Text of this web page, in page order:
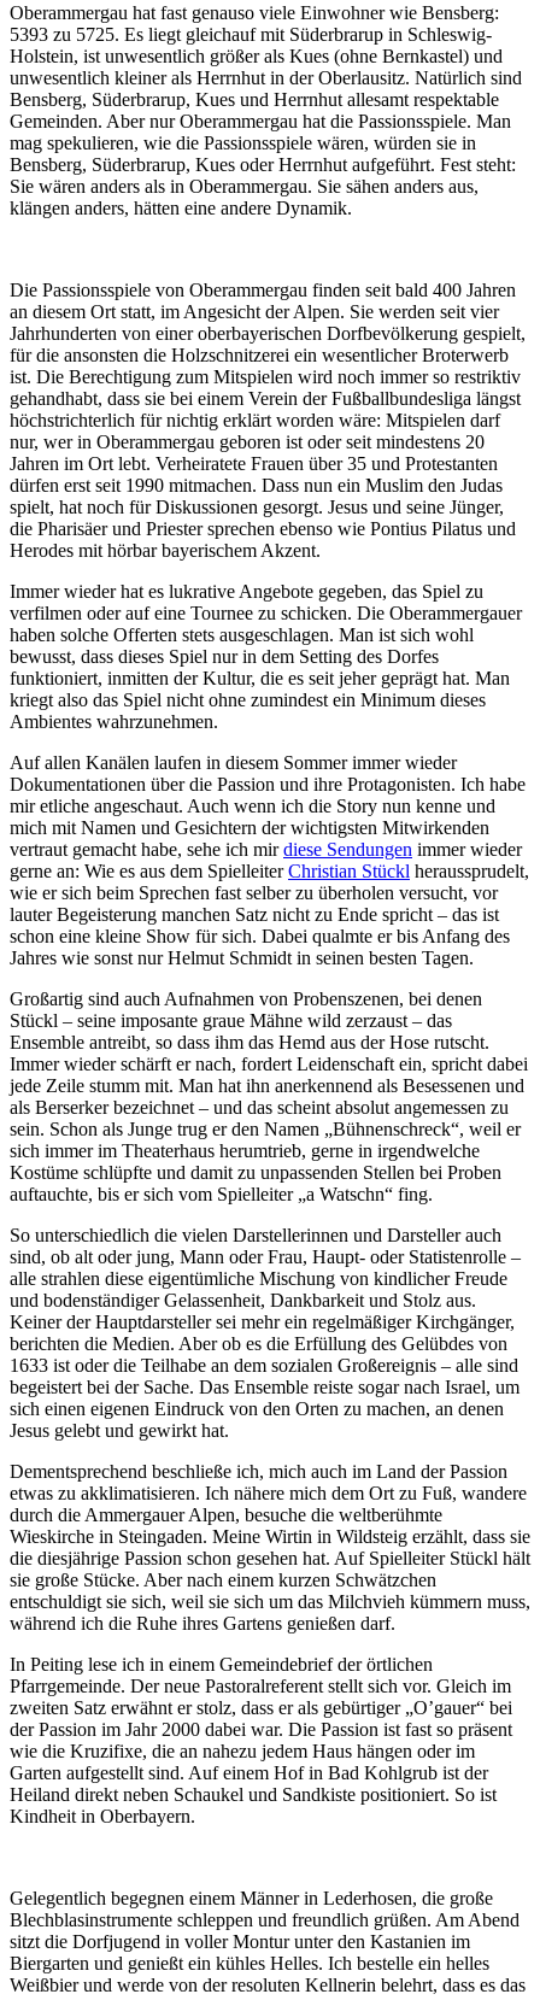
Oberammergau hat fast genauso viele Einwohner wie Bensberg:
5393 zu 5725. Es liegt gleichauf mit Süderbrarup in Schleswig-
Holstein, ist unwesentlich größer als Kues (ohne Bernkastel) und
unwesentlich kleiner als Herrnhut in der Oberlausitz. Natürlich sind
Bensberg, Süderbrarup, Kues und Herrnhut allesamt respektable
Gemeinden. Aber nur Oberammergau hat die Passionsspiele. Man
mag spekulieren, wie die Passionsspiele wären, würden sie in
Bensberg, Süderbrarup, Kues oder Herrnhut aufgeführt. Fest steht:
Sie wären anders als in Oberammergau. Sie sähen anders aus,
klängen anders, hätten eine andere Dynamik.
Die Passionsspiele von Oberammergau finden seit bald 400 Jahren
an diesem Ort statt, im Angesicht der Alpen. Sie werden seit vier
Jahrhunderten von einer oberbayerischen Dorfbevölkerung gespielt,
für die ansonsten die Holzschnitzerei ein wesentlicher Broterwerb
ist. Die Berechtigung zum Mitspielen wird noch immer so restriktiv
gehandhabt, dass sie bei einem Verein der Fußballbundesliga längst
höchstrichterlich für nichtig erklärt worden wäre: Mitspielen darf
nur, wer in Oberammergau geboren ist oder seit mindestens 20
Jahren im Ort lebt. Verheiratete Frauen über 35 und Protestanten
dürfen erst seit 1990 mitmachen. Dass nun ein Muslim den Judas
spielt, hat noch für Diskussionen gesorgt. Jesus und seine Jünger,
die Pharisäer und Priester sprechen ebenso wie Pontius Pilatus und
Herodes mit hörbar bayerischem Akzent.
Immer wieder hat es lukrative Angebote gegeben, das Spiel zu
verfilmen oder auf eine Tournee zu schicken. Die Oberammergauer
haben solche Offerten stets ausgeschlagen. Man ist sich wohl
bewusst, dass dieses Spiel nur in dem Setting des Dorfes
funktioniert, inmitten der Kultur, die es seit jeher geprägt hat. Man
kriegt also das Spiel nicht ohne zumindest ein Minimum dieses
Ambientes wahrzunehmen.
Auf allen Kanälen laufen in diesem Sommer immer wieder
Dokumentationen über die Passion und ihre Protagonisten. Ich habe
mir etliche angeschaut. Auch wenn ich die Story nun kenne und
mich mit Namen und Gesichtern der wichtigsten Mitwirkenden
vertraut gemacht habe, sehe ich mirdiese Sendungen immer wieder
gerne an: Wie es aus dem SpielleiterChristian Stückl heraussprudelt,
wie er sich beim Sprechen fast selber zu überholen versucht, vor
lauter Begeisterung manchen Satz nicht zu Ende spricht – das ist
schon eine kleine Show für sich. Dabei qualmte er bis Anfang des
Jahres wie sonst nur Helmut Schmidt in seinen besten Tagen.
Großartig sind auch Aufnahmen von Probenszenen, bei denen
Stückl – seine imposante graue Mähne wild zerzaust – das
Ensemble antreibt, so dass ihm das Hemd aus der Hose rutscht.
Immer wieder schärft er nach, fordert Leidenschaft ein, spricht dabei
jede Zeile stumm mit. Man hat ihn anerkennend als Besessenen und
als Berserker bezeichnet – und das scheint absolut angemessen zu
sein. Schon als Junge trug er den Namen „Bühnenschreck“, weil er
sich immer im Theaterhaus herumtrieb, gerne in irgendwelche
Kostüme schlüpfte und damit zu unpassenden Stellen bei Proben
auftauchte, bis er sich vom Spielleiter „a Watschn“ fing.
So unterschiedlich die vielen Darstellerinnen und Darsteller auch
sind, ob alt oder jung, Mann oder Frau, Haupt- oder Statistenrolle –
alle strahlen diese eigentümliche Mischung von kindlicher Freude
und bodenständiger Gelassenheit, Dankbarkeit und Stolz aus.
Keiner der Hauptdarsteller sei mehr ein regelmäßiger Kirchgänger,
berichten die Medien. Aber ob es die Erfüllung des Gelübdes von
1633 ist oder die Teilhabe an dem sozialen Großereignis – alle sind
begeistert bei der Sache. Das Ensemble reiste sogar nach Israel, um
sich einen eigenen Eindruck von den Orten zu machen, an denen
Jesus gelebt und gewirkt hat.
Dementsprechend beschließe ich, mich auch im Land der Passion
etwas zu akklimatisieren. Ich nähere mich dem Ort zu Fuß, wandere
durch die Ammergauer Alpen, besuche die weltberühmte
Wieskirche in Steingaden. Meine Wirtin in Wildsteig erzählt, dass sie
die diesjährige Passion schon gesehen hat. Auf Spielleiter Stückl hält
sie große Stücke. Aber nach einem kurzen Schwätzchen
entschuldigt sie sich, weil sie sich um das Milchvieh kümmern muss,
während ich die Ruhe ihres Gartens genießen darf.
In Peiting lese ich in einem Gemeindebrief der örtlichen
Pfarrgemeinde. Der neue Pastoralreferent stellt sich vor. Gleich im
zweiten Satz erwähnt er stolz, dass er als gebürtiger „O’gauer“ bei
der Passion im Jahr 2000 dabei war. Die Passion ist fast so präsent
wie die Kruzifixe, die an nahezu jedem Haus hängen oder im
Garten aufgestellt sind. Auf einem Hof in Bad Kohlgrub ist der
Heiland direkt neben Schaukel und Sandkiste positioniert. So ist
Kindheit in Oberbayern.
Gelegentlich begegnen einem Männer in Lederhosen, die große
Blechblasinstrumente schleppen und freundlich grüßen. Am Abend
sitzt die Dorfjugend in voller Montur unter den Kastanien im
Biergarten und genießt ein kühles Helles. Ich bestelle ein helles
Weißbier und werde von der resoluten Kellnerin belehrt, dass es das